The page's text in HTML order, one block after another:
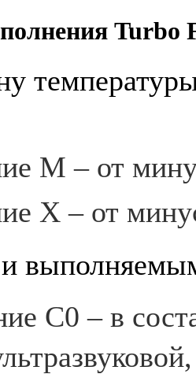
Turbo
М – от
Х – от
и
С0 – в